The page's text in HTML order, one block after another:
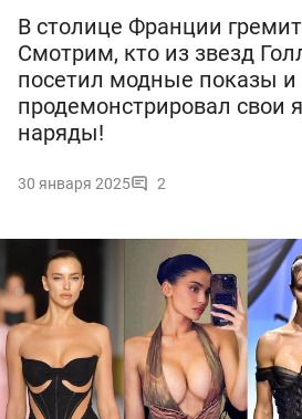
В столице Франции
Смотрим, кто из звезд
посетил модные показы и
продемонстрировал свои
наряды!
30 января 2025 2